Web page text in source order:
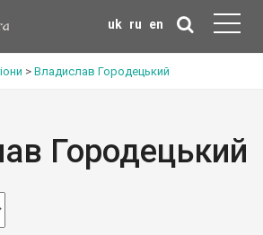
uk ru en
> Владислав Городецький
Городецький